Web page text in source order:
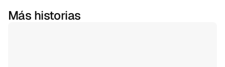
Más historias